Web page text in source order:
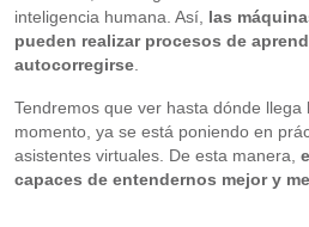
inteligencia humana. Así, las
pueden realizar procesos de
autocorregirse.
Tendremos que ver hasta dónde llega
momento, ya se está poniendo en
asistentes virtuales. De esta manera,
capaces de entendernos mejor y